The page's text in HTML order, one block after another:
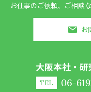
お仕事のご依頼、ご相談
お
大阪本社・研
TEL 06-